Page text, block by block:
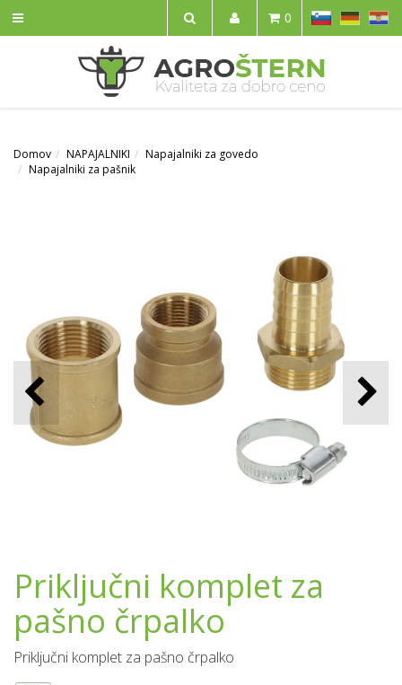
IŠČI
SL HR
0
Domov NAPAJALNIKI
Napajalniki za govedo
Napajalniki za pašnik
Priključni komplet za
pašno črpalko
Priključni komplet za pašno črpalko